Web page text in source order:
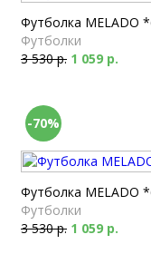
Футболка MELADO
Футболки
3 530 р. 1 059 р.
-70%
Футболка MELADO
Футболки
3 530 р. 1 059 р.